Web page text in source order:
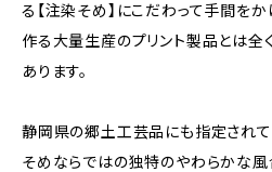
る【注染そめ】にこだわって手間を
作る大量生産のプリント製品とは全
あります。
静岡県の郷土工芸品にも指定されて
そめならではの独特のやわらかな